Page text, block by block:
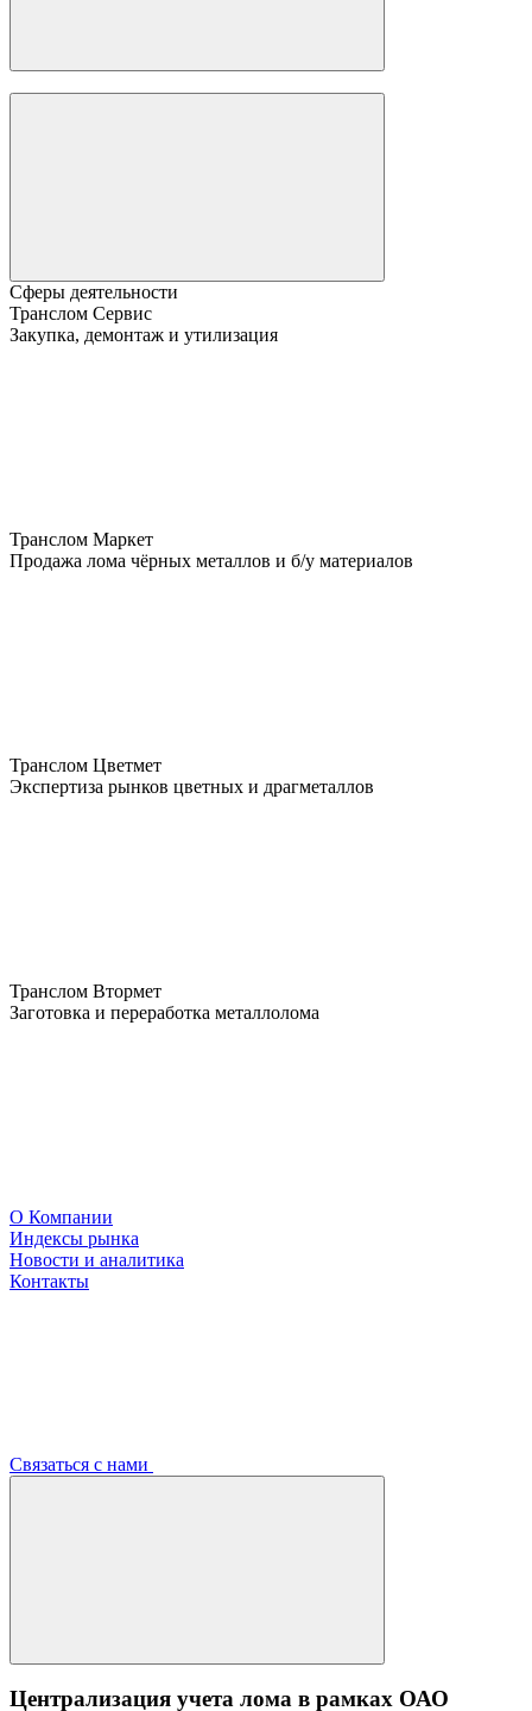
Сферы деятельности
Транслом Сервис
Закупка, демонтаж и утилизация
Транслом Маркет
Продажа лома чёрных металлов и б/у материалов
Транслом Цветмет
Экспертиза рынков цветных и драгметаллов
Транслом Втормет
Заготовка и переработка металлолома
О Компании
Индексы рынка
Новости и аналитика
Контакты
Связаться с нами
Централизация учета лома в рамках ОАО